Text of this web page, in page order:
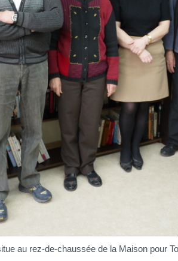
au rez-de-chaussée de la Maison pour